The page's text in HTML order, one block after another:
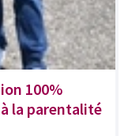
100%
la parentalité